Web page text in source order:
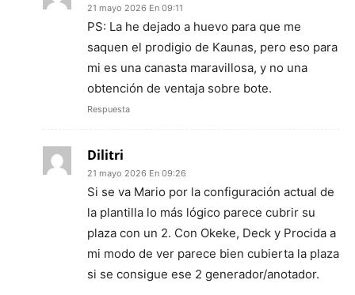
21 mayo 2026 En 09:11
PS: La he dejado a huevo para que me
saquen el prodigio de Kaunas, pero eso para
mi es una canasta maravillosa, y no una
obtención de ventaja sobre bote.
Respuesta
Dilitri
21 mayo 2026 En 09:26
Si se va Mario por la configuración actual de
la plantilla lo más lógico parece cubrir su
plaza con un 2. Con Okeke, Deck y Procida a
mi modo de ver parece bien cubierta la plaza
si se consigue ese 2 generador/anotador.